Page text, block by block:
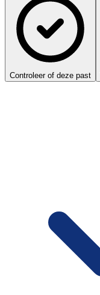
Controleer of deze past